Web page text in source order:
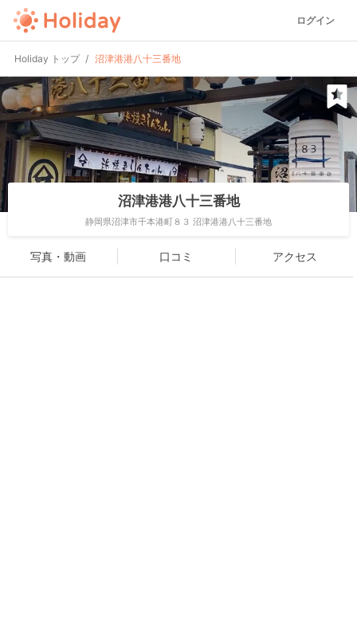
ログイン
Holiday トップ 沼津港港八十三番地
沼津港港八十三番地
静岡県沼津市千本港町８３ 沼津港港八十三番地
写真・動画 口コミ アクセス